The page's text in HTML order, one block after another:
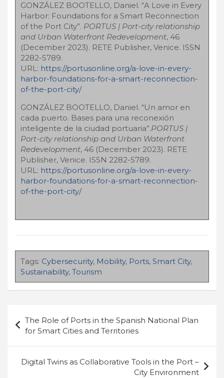
GONZÁLEZ BOOTELLO, Daniel. “A Love in Every
Harbor: Foundations for a Smart Reconnection
of the Port City”. PORTUS | Port-city relationship
and Urban Waterfront Redevelopment, 46
(December 2023). RETE Publisher, Venice. ISSN
2282-5789.
URL: https://portusonline.org/a-love-in-every-
harbor-foundations-for-a-smart-reconnection-
of-the-port-city/
GONZÁLEZ BOOTELLO, Daniel. “Un amor en
cada puerto. Bases para una reconexión
inteligente de la ciudad portuaria”.PORTUS |
Port-city relationship and Urban Waterfront
Redevelopment, 46 (December 2023). RETE
Publisher, Venice. ISSN 2282-5789.
URL: https://portusonline.org/a-love-in-every-
harbor-foundations-for-a-smart-reconnection-
of-the-port-city/
Tags: Cybersecurity, Mobility, Ports, Smart City,
Sustainability, Tourism
articoli
The Role of Ports in the Spanish National Plan
for Smart Cities and Territories
Digital Twins as Collaborative Tools in the Port –
City Environment